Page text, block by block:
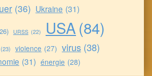
(36) Ukraine (31)
URSS (22) USA(84)
(23) violence (27) virus (38)
(31) énergie (28)